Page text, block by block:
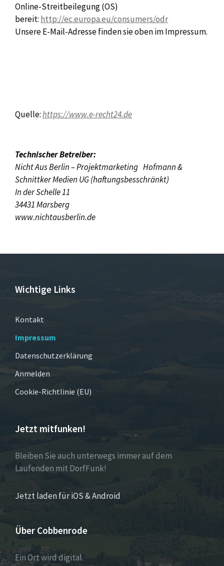
Online-Streitbeilegung (OS)
bereit: http://ec.europa.eu/consumers/odr
Unsere E-Mail-Adresse finden sie oben im Impressum.
Quelle:https://www.e-recht24.de
Technischer Betreiber:
Nicht Aus Berlin – Projektmarketing Hofmann &
Schnittker Medien UG (haftungsbesschränkt)
In der Schelle 11
34431 Marsberg
www.nichtausberlin.de
Wichtige Links
Kontakt
Impressum
Datenschutzerklärung
Anmelden
Cookie-Richtlinie (EU)
Jetzt mitfunken!
Bleiben Sie auch unterwegs immer auf dem
Laufenden mit DorfFunk!
Jetzt laden für iOS & Android
Über Cobbenrode
Ein Ort wird digital.